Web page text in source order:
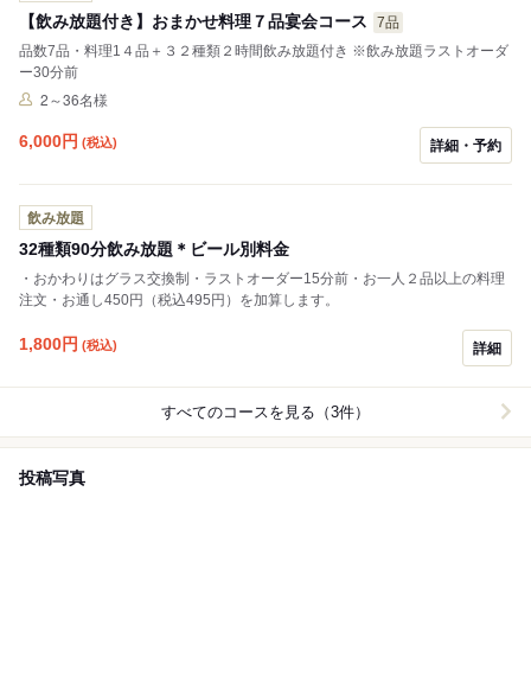
【飲み放題付き】おまかせ料理７品宴会コース
7品
品数7品・料理1４品＋３２種類２時間飲み放題付き ※飲み放題ラストオーダ
ー30分前
2～36名様
6,000円 (税込) 詳細・予約
飲み放題
32種類90分飲み放題＊ビール別料金
・おかわりはグラス交換制・ラストオーダー15分前・お一人２品以上の料理
注文・お通し450円（税込495円）を加算します。
1,800円 (税込) 詳細
すべてのコースを見る（3件）
投稿写真